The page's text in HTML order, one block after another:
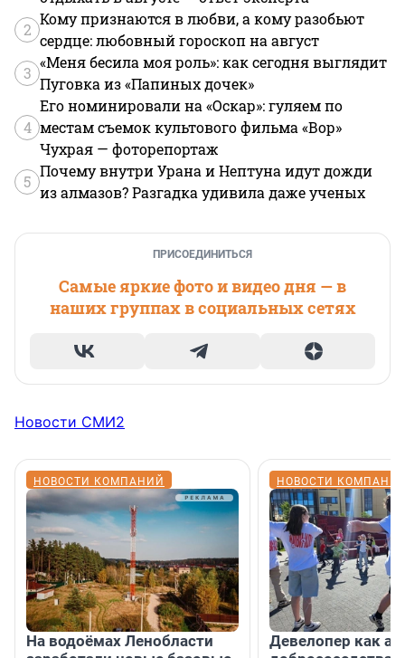
2
Кому признаются в любви, а кому разобьют
сердце: любовный гороскоп на август
3
«Меня бесила моя роль»: как сегодня выглядит
Пуговка из «Папиных дочек»
4
Его номинировали на «Оскар»: гуляем по
местам съемок культового фильма «Вор»
Чухрая — фоторепортаж
5
Почему внутри Урана и Нептуна идут дожди
из алмазов? Разгадка удивила даже ученых
ПРИСОЕДИНИТЬСЯ
Самые яркие фото и видео дня — в
наших группах в социальных сетях
Новости СМИ2
НОВОСТИ КОМПАНИЙ
На водоёмах Ленобласти
НОВОСТИ
Девелопер как